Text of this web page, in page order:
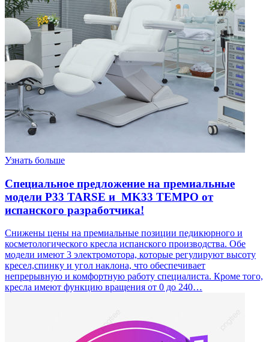
Узнать больше
Специальное предложение на премиальные
модели Р33 TARSE и MK33 TEMPO от
испанского разработчика!
Снижены цены на премиальные позиции педикюрного и
косметологического кресла испанского производства. Обе
модели имеют 3 электромотора, которые регулируют высоту
кресел,спинку и угол наклона, что обеспечивает
непрерывную и комфортную работу специалиста. Кроме того,
кресла имеют функцию вращения от 0 до 240…